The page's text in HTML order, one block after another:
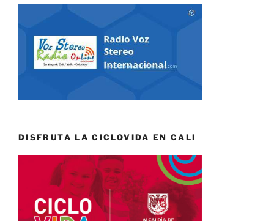
DISFRUTA LA CICLOVIDA EN CALI